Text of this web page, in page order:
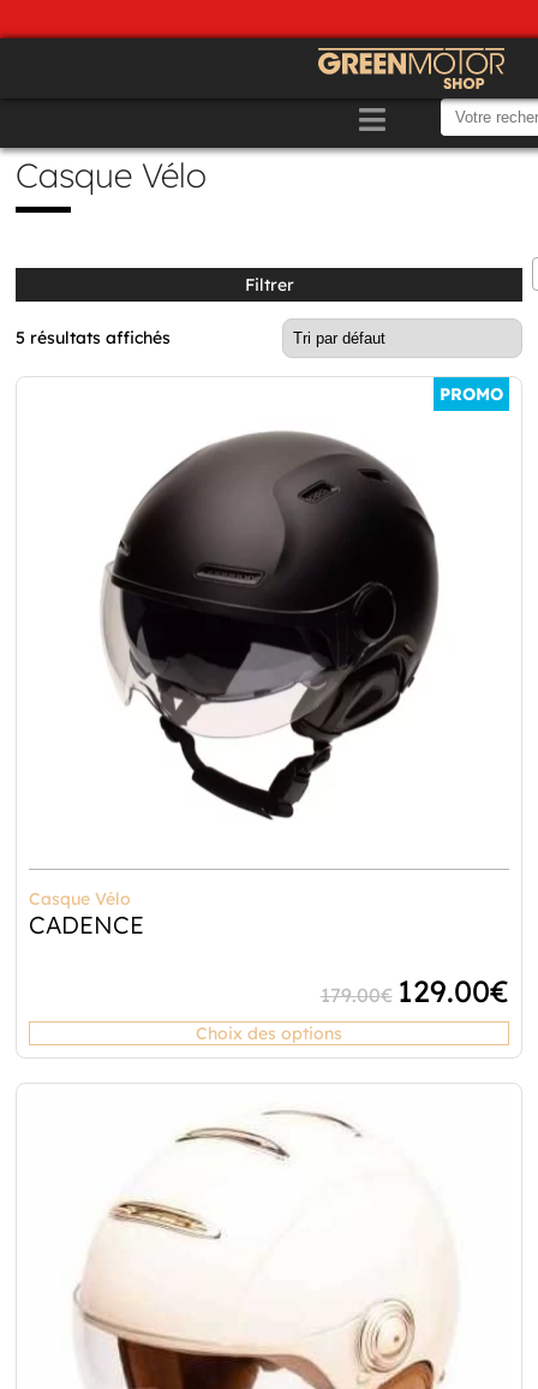
Casque Vélo
Filtrer
5 résultats affichés
PROMO
Casque Vélo
CADENCE
179.00€ 129.00€
Choix des options